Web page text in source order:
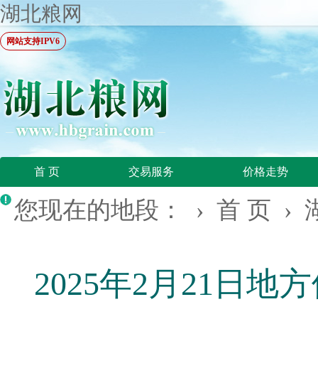
湖北粮网
网站支持IPV6
首 页 交易服务 价格走势
您现在的地段： › 首 页 ›
2025年2月21日地